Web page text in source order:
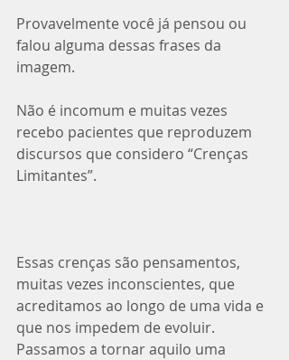
Provavelmente você já pensou ou
falou alguma dessas frases da
imagem. ⁣
Não é incomum e muitas vezes
recebo pacientes que reproduzem
discursos que considero “Crenças
Limitantes”.⁣
Essas crenças são pensamentos,
muitas vezes inconscientes, que
acreditamos ao longo de uma vida e
que nos impedem de evoluir.
Passamos a tornar aquilo uma